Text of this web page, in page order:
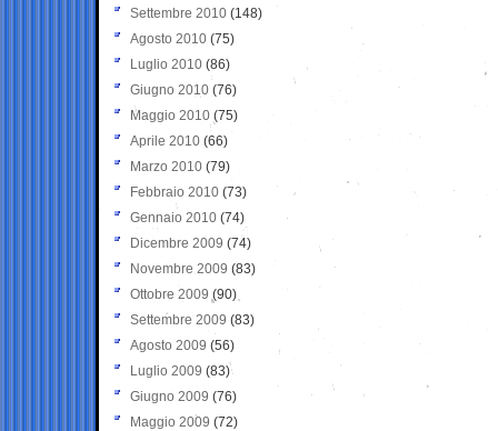
Settembre 2010 (148)
Agosto 2010 (75)
Luglio 2010 (86)
Giugno 2010 (76)
Maggio 2010 (75)
Aprile 2010 (66)
Marzo 2010 (79)
Febbraio 2010 (73)
Gennaio 2010 (74)
Dicembre 2009 (74)
Novembre 2009 (83)
Ottobre 2009 (90)
Settembre 2009 (83)
Agosto 2009 (56)
Luglio 2009 (83)
Giugno 2009 (76)
Maggio 2009 (72)